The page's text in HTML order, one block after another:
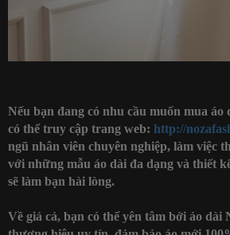
Nếu bạn đang có nhu cầu muốn mua áo
có thể truy cập trang web: http://
ngũ nhân viên chuyên nghiệp, làm việc
với những mẫu áo dài đa dạng và thiết
sẽ làm bạn hài lòng.
Về giá cả, bạn có thể yên tâm bởi áo dài